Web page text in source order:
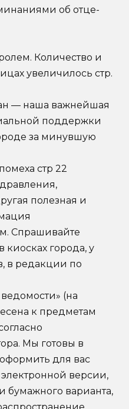
об отце-
Количество и
увеличилось стр.
— наша важнейшая
поддержки
за минувшую
стр 22
полезная и
Спрашивайте
города, у
в редакции по
(на
к предметам
Мы готовы в
для вас
версии,
бумажного варианта,